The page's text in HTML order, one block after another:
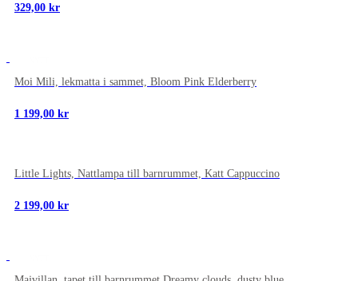
329,00 kr
Moi Mili, lekmatta i sammet, Bloom Pink Elderberry
1 199,00 kr
Little Lights, Nattlampa till barnrummet, Katt Cappuccino
2 199,00 kr